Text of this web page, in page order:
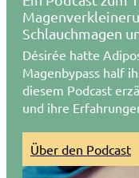
Schlauchmagen
Désirée hatte
Magenbypass half
diesem Podcast
und ihre
Über den Podcast